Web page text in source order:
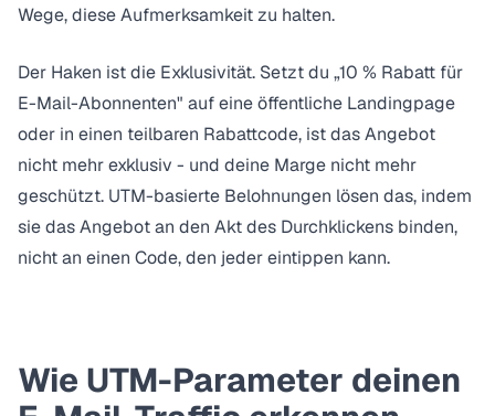
Wege, diese Aufmerksamkeit zu halten.
Der Haken ist die Exklusivität. Setzt du „10 % Rabatt für
E-Mail-Abonnenten" auf eine öffentliche Landingpage
oder in einen teilbaren Rabattcode, ist das Angebot
nicht mehr exklusiv - und deine Marge nicht mehr
geschützt. UTM-basierte Belohnungen lösen das, indem
sie das Angebot an den Akt des Durchklickens binden,
nicht an einen Code, den jeder eintippen kann.
Wie UTM-Parameter deinen